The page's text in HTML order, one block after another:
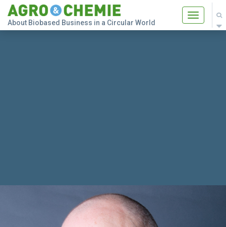
Toggle
About Biobased Business in a Circular World